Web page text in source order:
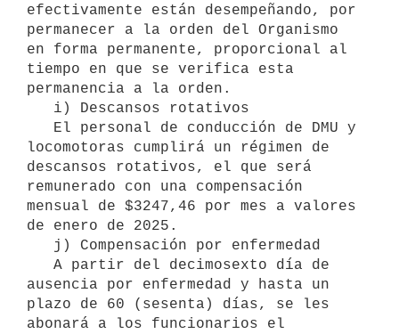
efectivamente están desempeñando, por
permanecer a la orden del Organismo
en forma permanente, proporcional al
tiempo en que se verifica esta
permanencia a la orden.
locomotoras cumplirá un régimen de
descansos rotativos, el que será
remunerado con una compensación
mensual de $3247,46 por mes a valores
de enero de 2025.
ausencia por enfermedad y hasta un
plazo de 60 (sesenta) días, se les
abonará a los funcionarios el